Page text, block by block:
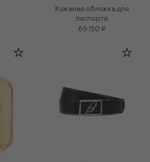
Кожаная обложка для
паспорта
69 150 ₽